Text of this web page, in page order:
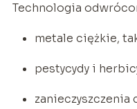
Technologia
metale ciężkie,
pestycydy i
zanieczyszczenia